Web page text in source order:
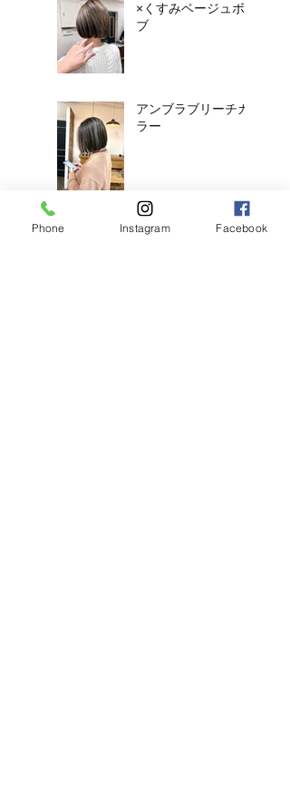
×くすみベージュボ
ブ
アンブラブリーチカ
ラー
耳ツボジュエリーは
Phone Instagram Facebook